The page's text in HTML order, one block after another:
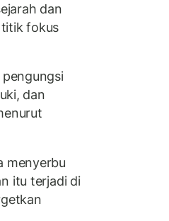
dan
titik fokus
dan
menyerbu
itu terjadi di